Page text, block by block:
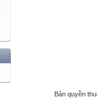
Bản quyền